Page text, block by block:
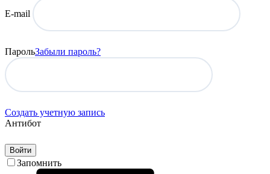
E-mail
ПарольЗабыли пароль?
Создать учетную запись
Антибот
Войти
Запомнить